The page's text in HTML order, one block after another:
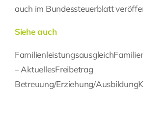
auch im Bundessteuerblatt
Siehe auch
Familienleistungsausgleich
– AktuellesFreibetrag
Betreuung/Erziehung/Ausbildung